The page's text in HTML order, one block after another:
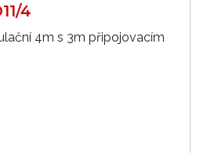
4
4m s 3m připojovacím